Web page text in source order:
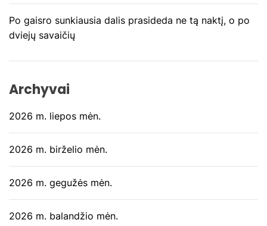
š
ų
Po gaisro sunkiausia dalis prasideda ne tą naktį, o po
dviejų savaičių
Archyvai
2026 m. liepos mėn.
2026 m. birželio mėn.
2026 m. gegužės mėn.
2026 m. balandžio mėn.